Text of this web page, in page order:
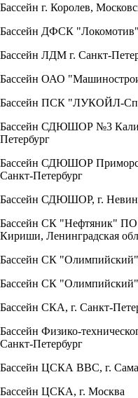
Бассейн г. Королев,
Бассейн ДФСК
Бассейн ЛДМ г. Санкт-
Бассейн ОАО
Бассейн ПСК "ЛУКОЙЛ-
Бассейн СДЮШОР №3
Петербург
Бассейн СДЮШОР
Санкт-Петербург
Бассейн СДЮШОР, г.
Бассейн СК "Нефтяник" ПО
Кириши, Ленинградская
Бассейн СК
Бассейн СК
Бассейн СКА, г. Санкт-
Бассейн Физико-
Санкт-Петербург
Бассейн ЦСКА ВВС, г.
Бассейн ЦСКА, г. Москва